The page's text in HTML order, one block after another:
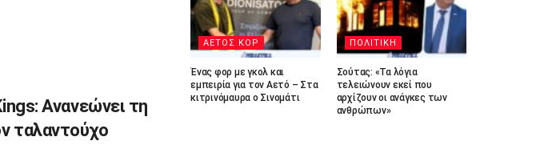
Ανανεώνει τη
ταλαντούχο
ΑΕΤΟΣ ΚΟΡ
Ένας φορ με γκολ και
εμπειρία για τον Αετό – Στα
κιτρινόμαυρα ο Σινομάτι
ΠΟΛΙΤΙΚΗ
Σούτας: «Τα λόγια
τελειώνουν εκεί που
αρχίζουν οι ανάγκες των
ανθρώπων»